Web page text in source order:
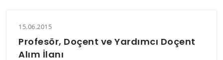
15.06.2015
Profesör, Doçent ve Yardımcı Doçent
Alım İlanı